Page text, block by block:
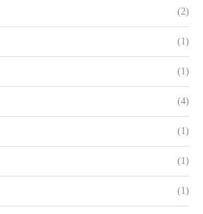
(2)
(1)
(1)
(4)
(1)
(1)
(1)